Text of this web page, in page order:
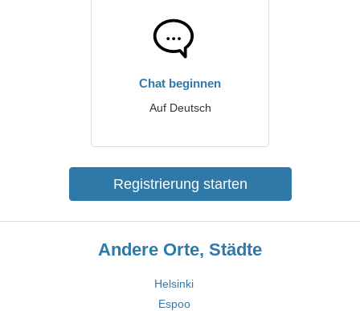
Chat beginnen
Auf Deutsch
Registrierung starten
Andere Orte, Städte
Helsinki
Espoo